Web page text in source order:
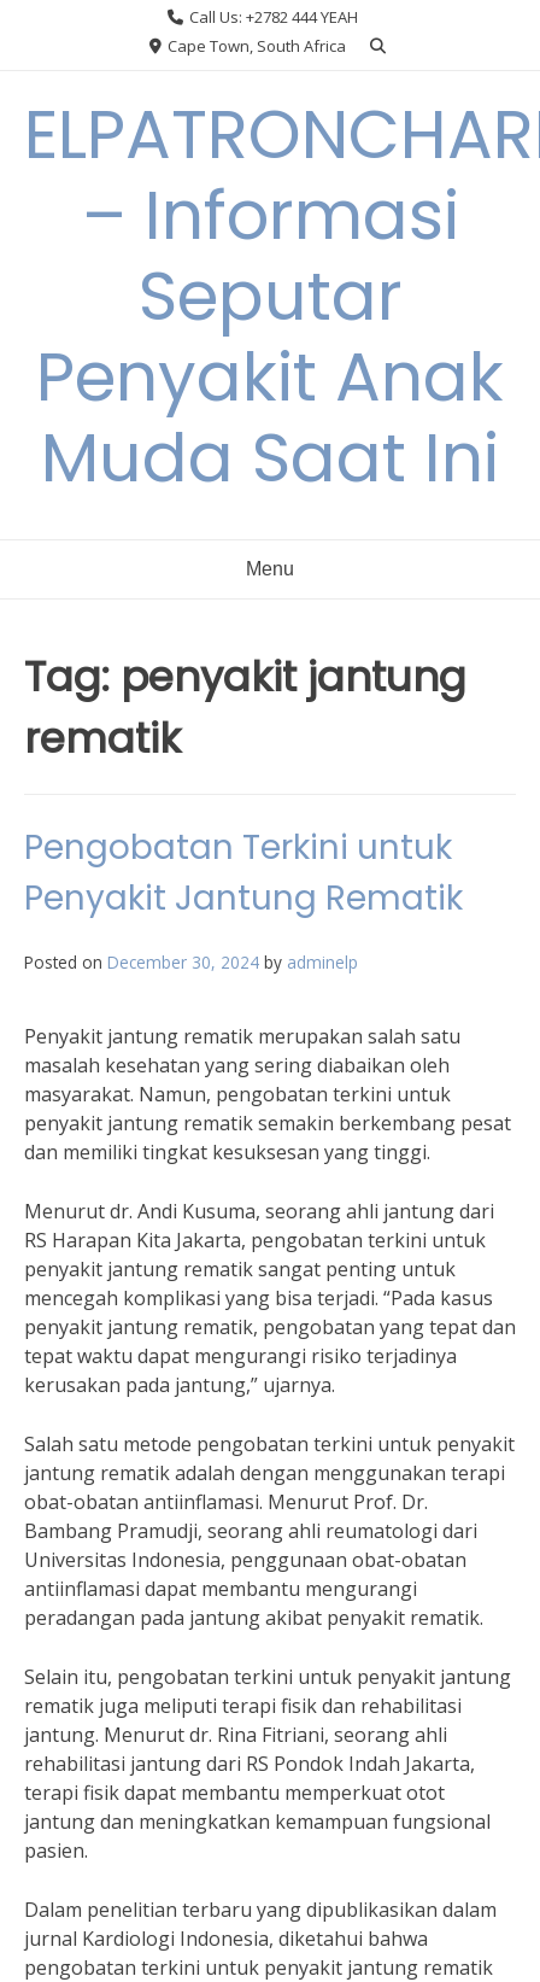
Call Us: +2782 444 YEAH
Cape Town, South Africa
– Informasi
Seputar
Penyakit Anak
Muda Saat Ini
Menu
Tag: penyakit jantung
rematik
Pengobatan Terkini untuk
Penyakit Jantung Rematik
Posted on December 30, 2024 by adminelp
Penyakit jantung rematik merupakan salah satu
masalah kesehatan yang sering diabaikan oleh
masyarakat. Namun, pengobatan terkini untuk
penyakit jantung rematik semakin berkembang pesat
dan memiliki tingkat kesuksesan yang tinggi.
Menurut dr. Andi Kusuma, seorang ahli jantung dari
RS Harapan Kita Jakarta, pengobatan terkini untuk
penyakit jantung rematik sangat penting untuk
mencegah komplikasi yang bisa terjadi. “Pada kasus
penyakit jantung rematik, pengobatan yang tepat dan
tepat waktu dapat mengurangi risiko terjadinya
kerusakan pada jantung,” ujarnya.
Salah satu metode pengobatan terkini untuk penyakit
jantung rematik adalah dengan menggunakan terapi
obat-obatan antiinflamasi. Menurut Prof. Dr.
Bambang Pramudji, seorang ahli reumatologi dari
Universitas Indonesia, penggunaan obat-obatan
antiinflamasi dapat membantu mengurangi
peradangan pada jantung akibat penyakit rematik.
Selain itu, pengobatan terkini untuk penyakit jantung
rematik juga meliputi terapi fisik dan rehabilitasi
jantung. Menurut dr. Rina Fitriani, seorang ahli
rehabilitasi jantung dari RS Pondok Indah Jakarta,
terapi fisik dapat membantu memperkuat otot
jantung dan meningkatkan kemampuan fungsional
pasien.
Dalam penelitian terbaru yang dipublikasikan dalam
jurnal Kardiologi Indonesia, diketahui bahwa
pengobatan terkini untuk penyakit jantung rematik